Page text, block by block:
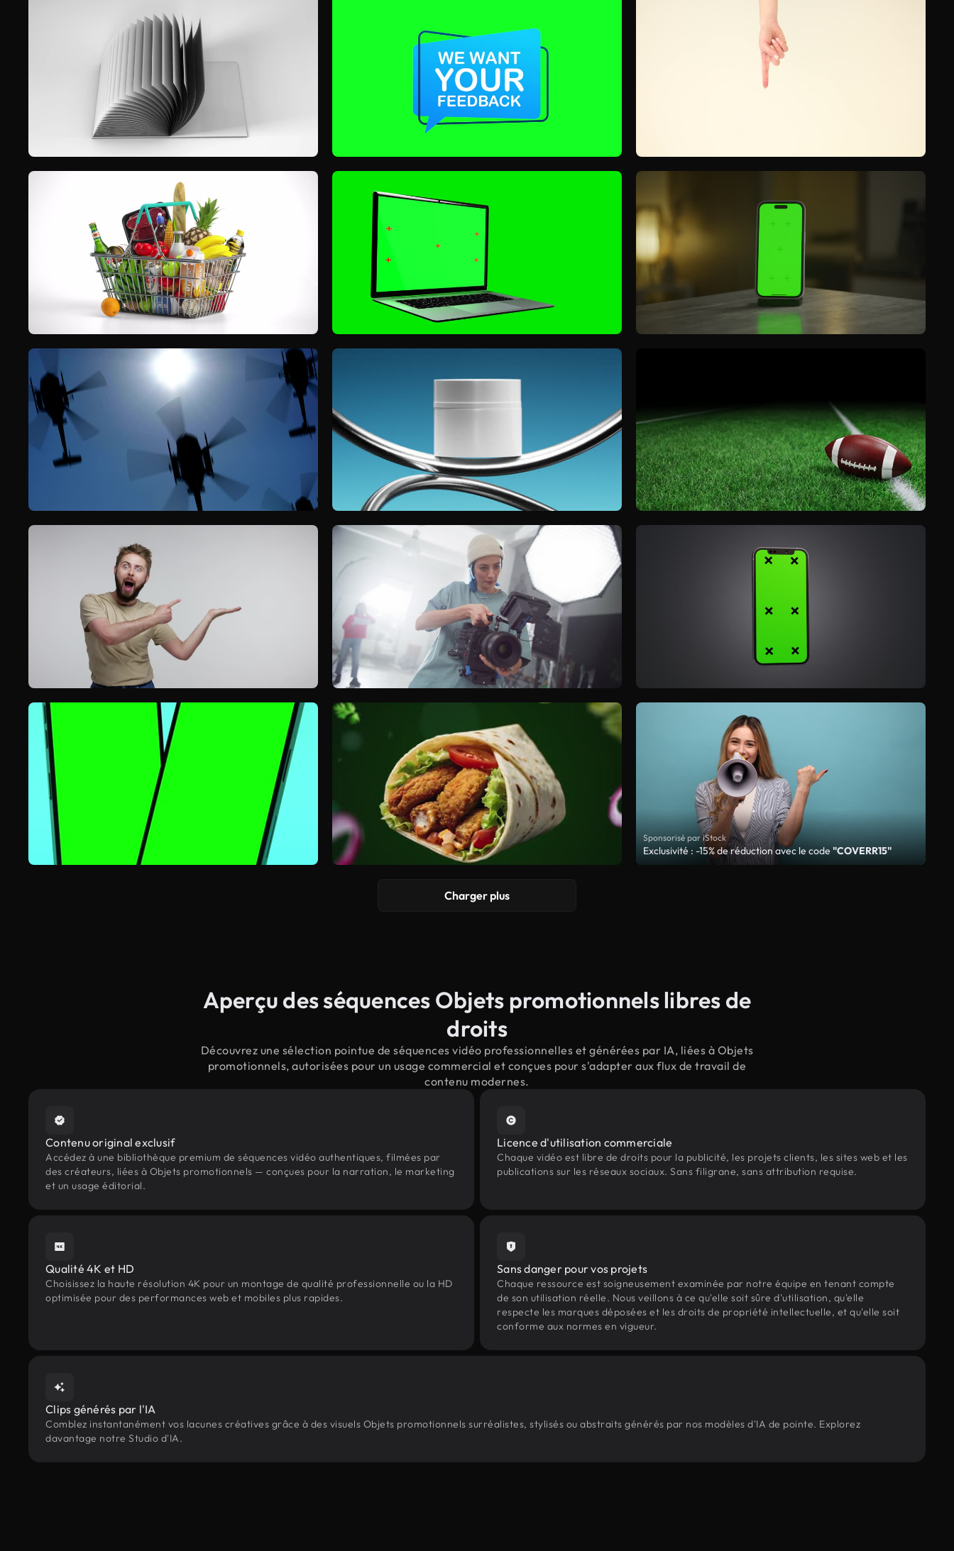
Sponsorisé par iStock
Exclusivité : -15% de réduction avec le code "COVERR15"
Charger plus
Aperçu des séquences Objets promotionnels libres de
droits
Découvrez une sélection pointue de séquences vidéo professionnelles et générées par IA, liées à Objets
promotionnels, autorisées pour un usage commercial et conçues pour s'adapter aux flux de travail de
contenu modernes.
Contenu original exclusif
Accédez à une bibliothèque premium de séquences vidéo authentiques, filmées par
des créateurs, liées à Objets promotionnels — conçues pour la narration, le marketing
et un usage éditorial.
Licence d'utilisation commerciale
Chaque vidéo est libre de droits pour la publicité, les projets clients, les sites web et les
publications sur les réseaux sociaux. Sans filigrane, sans attribution requise.
Qualité 4K et HD
Choisissez la haute résolution 4K pour un montage de qualité professionnelle ou la HD
optimisée pour des performances web et mobiles plus rapides.
Sans danger pour vos projets
Chaque ressource est soigneusement examinée par notre équipe en tenant compte
de son utilisation réelle. Nous veillons à ce qu'elle soit sûre d'utilisation, qu'elle
respecte les marques déposées et les droits de propriété intellectuelle, et qu'elle soit
conforme aux normes en vigueur.
Clips générés par l'IA
Comblez instantanément vos lacunes créatives grâce à des visuels Objets promotionnels surréalistes, stylisés ou abstraits générés par nos modèles d'IA de pointe. Explorez
davantage notre Studio d'IA.